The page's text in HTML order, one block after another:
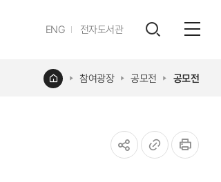
ENG영문전자도서관
레이어
홈 참여광장 공모전 공모전